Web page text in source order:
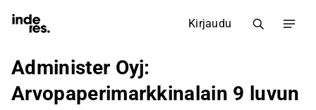
Kirjaudu
Administer Oyj:
Arvopaperimarkkinalain 9 luvun